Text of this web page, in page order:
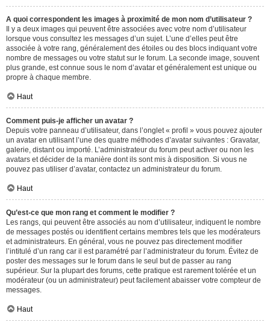
A quoi correspondent les images à proximité de mon nom d’utilisateur ?
Il y a deux images qui peuvent être associées avec votre nom d’utilisateur
lorsque vous consultez les messages d’un sujet. L’une d’elles peut être
associée à votre rang, généralement des étoiles ou des blocs indiquant votre
nombre de messages ou votre statut sur le forum. La seconde image, souvent
plus grande, est connue sous le nom d’avatar et généralement est unique ou
propre à chaque membre.
Haut
Comment puis-je afficher un avatar ?
Depuis votre panneau d’utilisateur, dans l’onglet « profil » vous pouvez ajouter
un avatar en utilisant l’une des quatre méthodes d’avatar suivantes : Gravatar,
galerie, distant ou importé. L’administrateur du forum peut activer ou non les
avatars et décider de la manière dont ils sont mis à disposition. Si vous ne
pouvez pas utiliser d’avatar, contactez un administrateur du forum.
Haut
Qu’est-ce que mon rang et comment le modifier ?
Les rangs, qui peuvent être associés au nom d’utilisateur, indiquent le nombre
de messages postés ou identifient certains membres tels que les modérateurs
et administrateurs. En général, vous ne pouvez pas directement modifier
l’intitulé d’un rang car il est paramétré par l’administrateur du forum. Évitez de
poster des messages sur le forum dans le seul but de passer au rang
supérieur. Sur la plupart des forums, cette pratique est rarement tolérée et un
modérateur (ou un administrateur) peut facilement abaisser votre compteur de
messages.
Haut